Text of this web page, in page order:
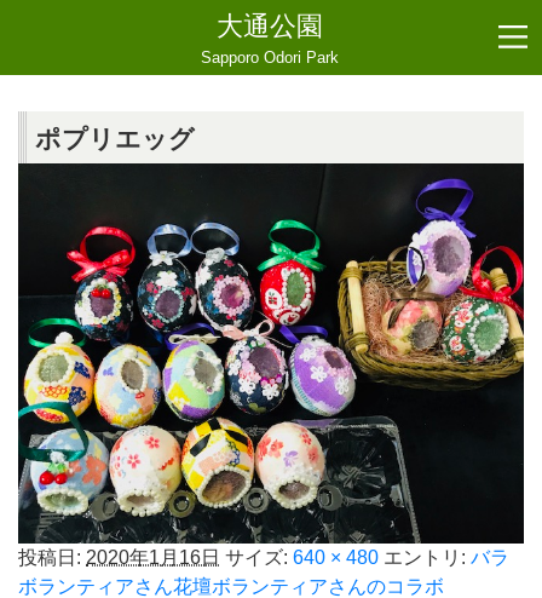
大通公園
Sapporo Odori Park
ポプリエッグ
投稿日: 2020年1月16日 サイズ: 640 × 480 エントリ: バラ
ボランティアさん花壇ボランティアさんのコラボ